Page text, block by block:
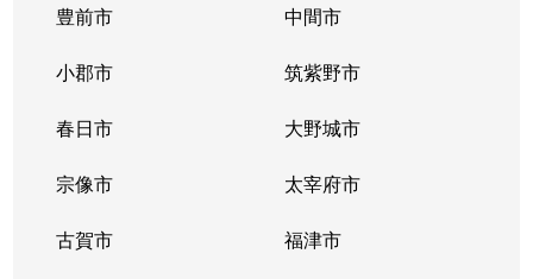
豊前市 中間市
小郡市 筑紫野市
春日市 大野城市
宗像市 太宰府市
古賀市 福津市